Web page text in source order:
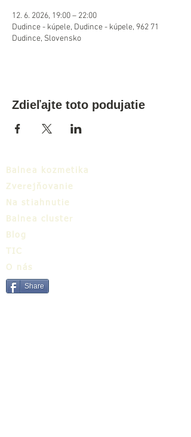
12. 6. 2026, 19:00 – 22:00
Dudince - kúpele, Dudince - kúpele, 962 71
Dudince, Slovensko
Zdieľajte toto podujatie
Balnea kozmetika
Zverejňovanie
Na stiahnutie
Balnea cluster
Blog
TIC
O nás
Share